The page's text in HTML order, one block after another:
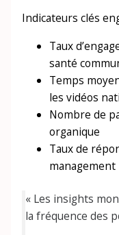
Indicateurs clés
Taux
santé
Temps
les vidéos
Nombre de
organique
Taux de
management
« Les insights
la fréquence des